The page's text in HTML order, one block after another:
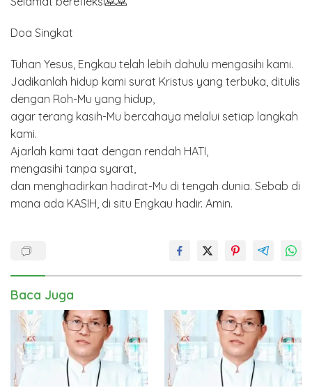
Doa Singkat
Tuhan Yesus, Engkau telah lebih dahulu mengasihi kami.
Jadikanlah hidup kami surat Kristus yang terbuka, ditulis
dengan Roh-Mu yang hidup,
agar terang kasih-Mu bercahaya melalui setiap langkah
kami.
Ajarlah kami taat dengan rendah HATI,
mengasihi tanpa syarat,
dan menghadirkan hadirat-Mu di tengah dunia. Sebab di
mana ada KASIH, di situ Engkau hadir. Amin.
Baca Juga